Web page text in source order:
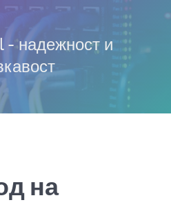
- надежност и
на